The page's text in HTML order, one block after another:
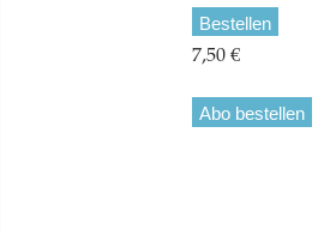
Bestellen
7,50 €
Abo bestellen